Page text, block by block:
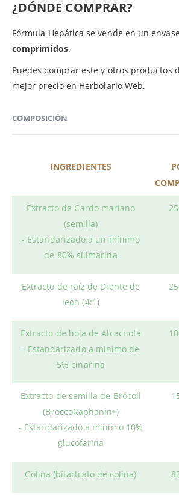
¿DÓNDE COMPRAR?
Fórmula Hepática se vende en un
comprimidos.
Puedes comprar este y otros productos
mejor precio en Herbolario Web.
COMPOSICIÓN
INGREDIENTES
Extracto de Cardo mariano
(semilla)
- Estandarizado a un mínimo
de 80% silimarina
Extracto de raíz de Diente de
león (4:1)
Extracto de hoja de Alcachofa
- Estandarizado a mínimo de
5% cinarina
Extracto de semilla de Brócoli
(BroccoRaphanin®)
- Estandarizado a mínimo 10%
glucofarina
Colina (bitartrato de colina)